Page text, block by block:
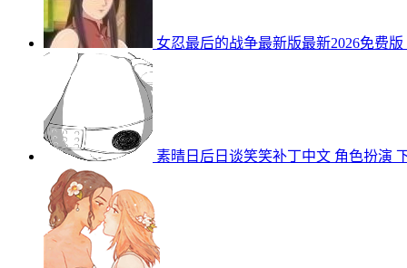
女忍最后的战争最新版最新2026免费版
素晴日后日谈笑笑补丁中文 角色扮演